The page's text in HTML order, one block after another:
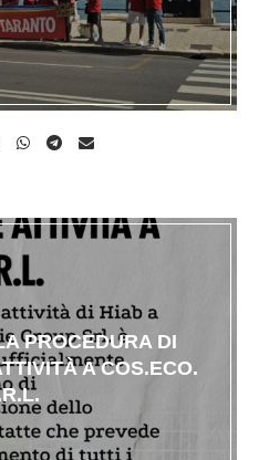
PROCEDURA DI
A COS.ECO.